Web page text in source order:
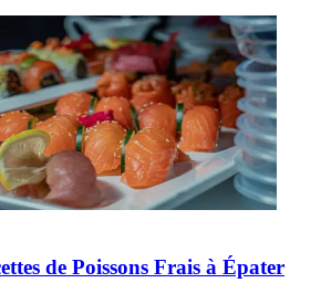
de Poissons Frais à Épater